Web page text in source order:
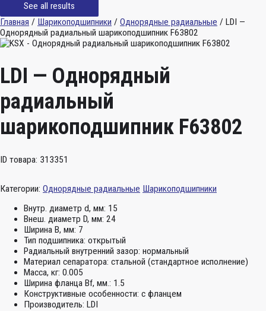
See all results
Главная / Шарикоподшипники / Однорядные радиальные / LDI —
Однорядный радиальный шарикоподшипник F63802
LDI — Однорядный
радиальный
шарикоподшипник F63802
ID товара: 313351
Категории: Однорядные радиальные Шарикоподшипники
Внутр. диаметр d, мм: 15
Внеш. диаметр D, мм: 24
Ширина B, мм: 7
Тип подшипника: открытый
Радиальный внутренний зазор: нормальный
Материал сепаратора: стальной (стандартное исполнение)
Масса, кг: 0.005
Ширина фланца Bf, мм.: 1.5
Конструктивные особенности: с фланцем
Производитель: LDI